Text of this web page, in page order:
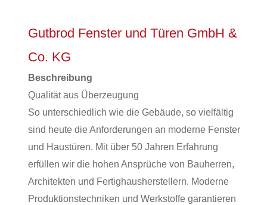
Gutbrod Fenster und Türen GmbH &
Co. KG
Beschreibung
Qualität aus Überzeugung
So unterschiedlich wie die Gebäude, so vielfältig
sind heute die Anforderungen an moderne Fenster
und Haustüren. Mit über 50 Jahren Erfahrung
erfüllen wir die hohen Ansprüche von Bauherren,
Architekten und Fertighausherstellern. Moderne
Produktionstechniken und Werkstoffe garantieren